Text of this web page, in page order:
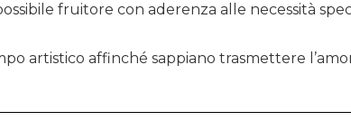
fruitore con aderenza alle necessità
artistico affinché sappiano trasmettere